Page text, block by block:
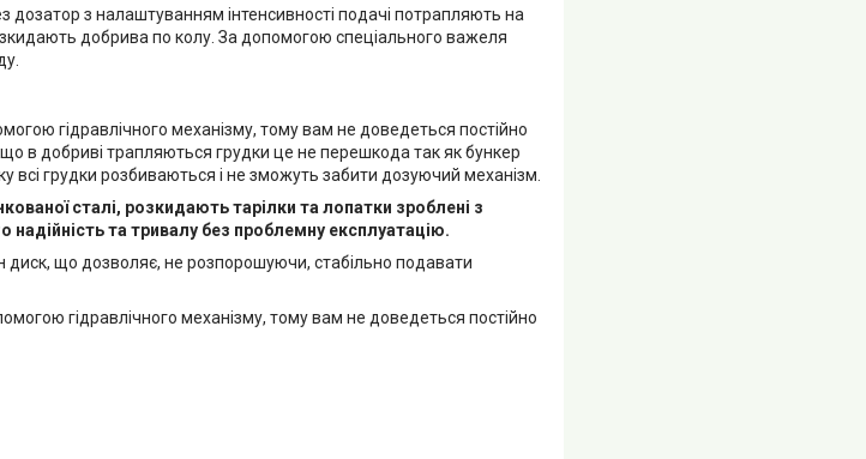
дозатор з налаштуванням інтенсивності подачі потрапляють на
добрива по колу. За допомогою спеціального важеля
гідравлічного механізму, тому вам не доведеться постійно
в добриві трапляються грудки це не перешкода так як бункер
всі грудки розбиваються і не зможуть забити дозуючий механізм.
сталі, розкидають тарілки та лопатки зроблені з
надійність та тривалу без проблемну експлуатацію.
диск, що дозволяє, не розпорошуючи, стабільно подавати
гідравлічного механізму, тому вам не доведеться постійно